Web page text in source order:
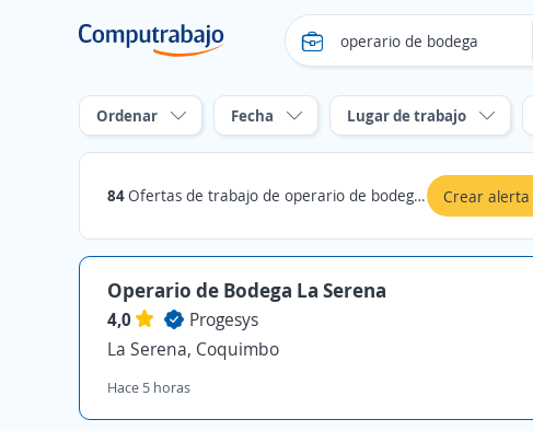
Ordenar Fecha Lugar de trabajo
84Ofertas de trabajo de operario de bodega en Coquimbo Crear alerta
Operario de Bodega La Serena
4,0
Progesys
La Serena, Coquimbo
Hace 5 horas